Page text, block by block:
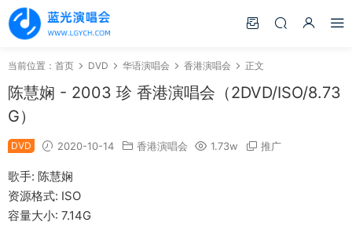
当前位置： 首页 DVD 华语演唱会 香港演唱会 正文
陈慧娴 - 2003 珍 香港演唱会（2DVD/ISO/8.73
G）
DVD 2020-10-14 香港演唱会 1.73w 推广
歌手: 陈慧娴
资源格式: ISO
容量大小: 7.14G